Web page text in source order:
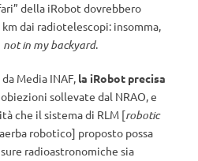
della iRobot dovrebbero
dai radiotelescopi: insomma,
not in my backyard.
Media INAF, la iRobot precisa
sollevate dal NRAO, e
che il sistema di RLM [robotic
robotico] proposto possa
radioastronomiche sia